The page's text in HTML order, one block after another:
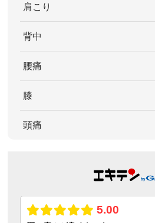
肩こり
背中
腰痛
膝
頭痛